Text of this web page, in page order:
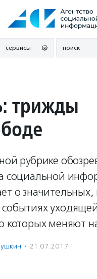
сервисы поиск
трижды
рубрике
социальной
о значительных,
которых меняют
· 21.07.2017